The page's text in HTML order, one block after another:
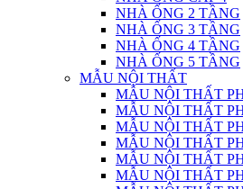
NHÀ ỐNG 2 TẦNG
NHÀ ỐNG 3 TẦNG
NHÀ ỐNG 4 TẦNG
NHÀ ỐNG 5 TẦNG
MẪU NỘI THẤT
MẪU NỘI THẤT
MẪU NỘI THẤT
MẪU NỘI THẤT
MẪU NỘI THẤT
MẪU NỘI THẤT
MẪU NỘI THẤT